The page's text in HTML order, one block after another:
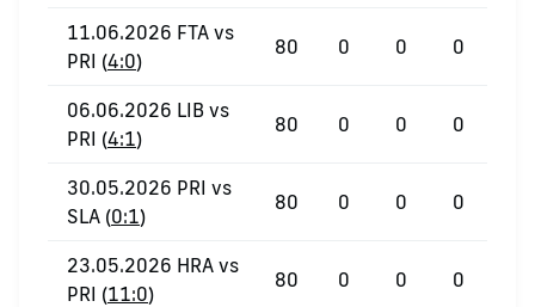
11.06.2026 FTA vs
PRI (4:0)
80 0 0 0
06.06.2026 LIB vs
PRI (4:1)
80 0 0 0
30.05.2026 PRI vs
SLA (0:1)
80 0 0 0
23.05.2026 HRA vs
PRI (11:0)
80 0 0 0